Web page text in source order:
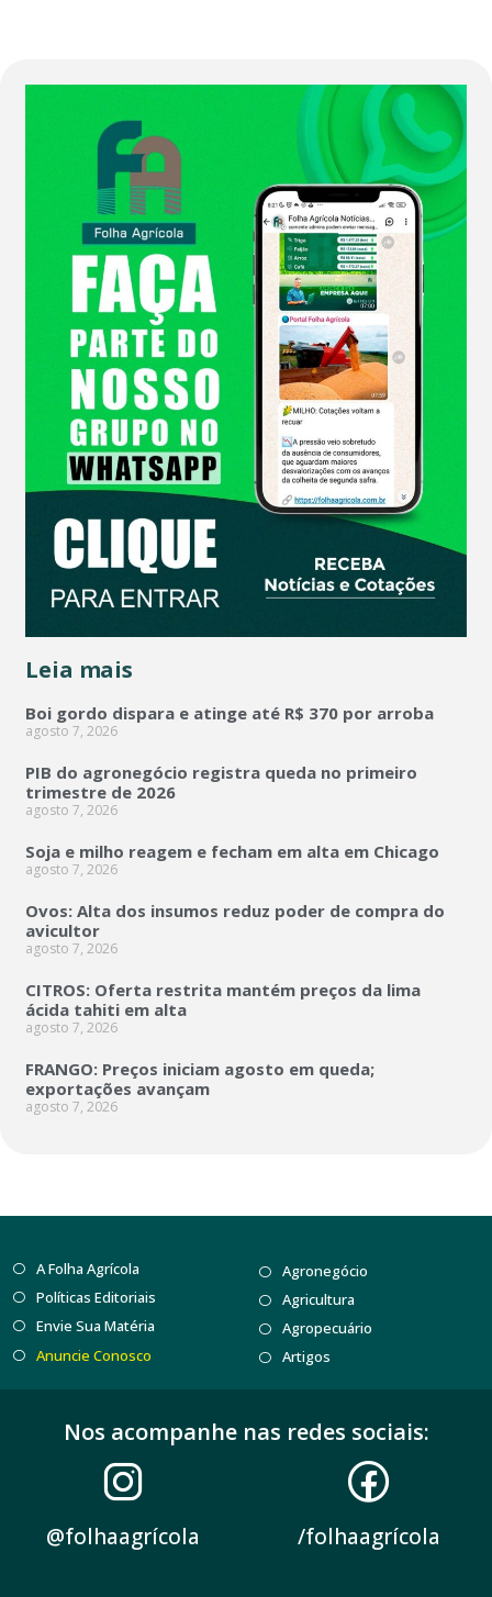
Leia mais
Boi gordo dispara e atinge até R$ 370 por arroba
agosto 7, 2026
PIB do agronegócio registra queda no primeiro
trimestre de 2026
agosto 7, 2026
Soja e milho reagem e fecham em alta em Chicago
agosto 7, 2026
Ovos: Alta dos insumos reduz poder de compra do
avicultor
agosto 7, 2026
CITROS: Oferta restrita mantém preços da lima
ácida tahiti em alta
agosto 7, 2026
FRANGO: Preços iniciam agosto em queda;
exportações avançam
agosto 7, 2026
A Folha Agrícola
Políticas Editoriais
Envie Sua Matéria
Anuncie Conosco
Agronegócio
Agricultura
Agropecuário
Artigos
Nos acompanhe nas redes sociais:
@folhaagrícola /folhaagrícola